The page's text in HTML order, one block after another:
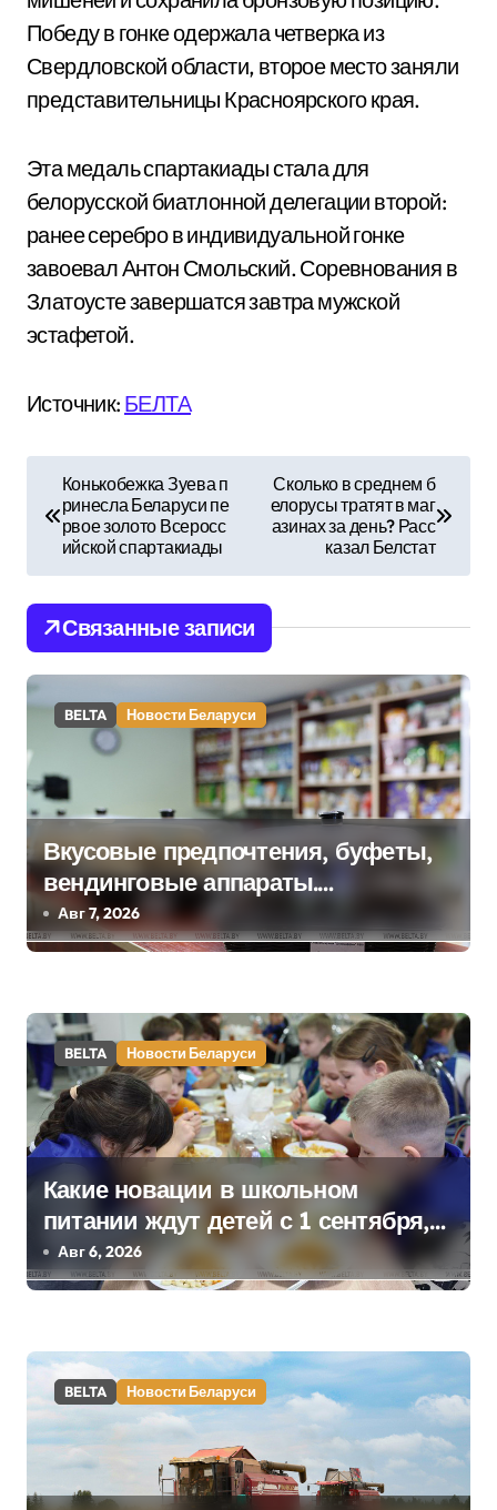
Победу в гонке одержала четверка из
Свердловской области, второе место заняли
представительницы Красноярского края.
Эта медаль спартакиады стала для
белорусской биатлонной делегации второй:
ранее серебро в индивидуальной гонке
завоевал Антон Смольский. Соревнования в
Златоусте завершатся завтра мужской
эстафетой.
Источник: БЕЛТА
в
и
г
а
ц
и
я
п
о
а
п
и
с
я
м
Конькобежка Зуева п
ринесла Беларуси пе
рвое золото Всеросс
ийской спартакиады
Сколько в среднем б
елорусы тратят в маг
азинах за день? Расс
казал Белстат
Связанные записи
BELTA Новости Беларуси
Вкусовые предпочтения, буфеты,
вендинговые аппараты.
Минобразования об изменениях в
школьном питании
Авг 7, 2026
BELTA Новости Беларуси
Какие новации в школьном
питании ждут детей с 1 сентября,
рассказали в правительстве
Авг 6, 2026
BELTA Новости Беларуси